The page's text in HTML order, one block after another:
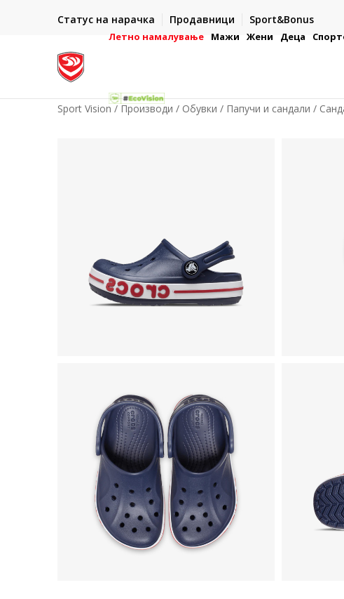
Статус на нарачка Продавници Sport&Bonus
- на сите нарачки во готово или со електронска платежна
Летно намалување Мажи Жени Деца
Sport Vision Производи Обувки Папучи и сандали